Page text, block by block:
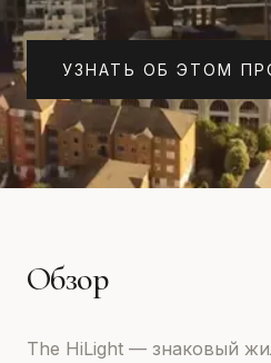
УЗНАТЬ ОБ ЭТОМ
Обзор
The HiLight — знаковый